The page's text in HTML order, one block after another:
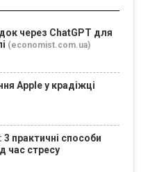
через ChatGPT для
(economist.com.ua)
Apple у крадіжці
практичні способи
час стресу